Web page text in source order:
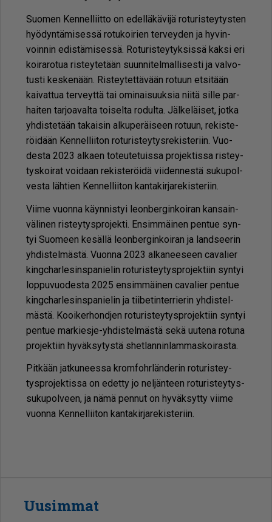
Suo­men Ken­nel­liit­to on edel­lä­kä­vi­jä ro­tu­ris­tey­tys­ten
hyö­dyn­tä­mi­ses­sä ro­tu­koi­rien ter­vey­den ja hy­vin­
voin­nin edis­tä­mi­ses­sä. Ro­tu­ris­tey­tyk­sis­sä kak­si eri
koi­ra­ro­tua ris­tey­te­tään suun­ni­tel­mal­li­ses­ti ja val­vo­
tus­ti kes­ke­nään. Ris­tey­tet­tä­vään ro­tuun et­si­tään
kai­vat­tua ter­veyt­tä tai omi­nai­suuk­sia nii­tä sil­le par­
hai­ten tar­jo­a­val­ta toi­sel­ta ro­dul­ta. Jäl­ke­läi­set, jot­ka
yh­dis­te­tään ta­kai­sin al­ku­pe­räi­seen ro­tuun, re­kis­te­
röi­dään Ken­nel­lii­ton ro­tu­ris­tey­tys­re­kis­te­riin. Vuo­
des­ta 2023 al­ka­en to­teu­te­tuis­sa pro­jek­tis­sa ris­tey­
tys­koi­rat voi­daan re­kis­te­röi­dä vii­den­nes­tä su­ku­pol­
ves­ta läh­tien Ken­nel­lii­ton kan­ta­kir­ja­re­kis­te­riin.
Vii­me vuon­na käyn­nis­tyi le­on­ber­gin­koi­ran kan­sain­
vä­li­nen ris­tey­tysp­ro­jek­ti. En­sim­mäi­nen pen­tue syn­
tyi Suo­meen ke­säl­lä le­on­ber­gin­koi­ran ja land­see­rin
yh­dis­tel­mäs­tä. Vuon­na 2023 al­ka­nee­seen ca­va­lier
kingc­har­le­sins­pa­nie­lin ro­tu­ris­tey­tysp­ro­jek­tiin syn­tyi
lop­pu­vuo­des­ta 2025 en­sim­mäi­nen ca­va­lier pen­tue
kingc­har­le­sins­pa­nie­lin ja tii­be­tin­ter­rie­rin yh­dis­tel­
mäs­tä. Koo­i­ker­hond­jen ro­tu­ris­tey­tysp­ro­jek­tiin syn­tyi
pen­tue mar­kies­je-yh­dis­tel­mäs­tä sekä uu­te­na ro­tu­na
pro­jek­tiin hy­väk­sy­tys­tä shet­lan­nin­lam­mas­koi­ras­ta.
Pit­kään jat­ku­nees­sa krom­fohr­län­de­rin ro­tu­ris­tey­
tysp­ro­jek­tis­sa on edet­ty jo nel­jän­teen ro­tu­ris­tey­tys­
su­ku­pol­veen, ja nämä pen­nut on hy­väk­syt­ty vii­me
vuon­na Ken­nel­lii­ton kan­ta­kir­ja­re­kis­te­riin.
Uusimmat